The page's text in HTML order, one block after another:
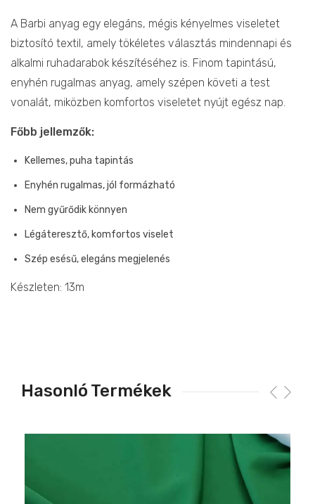
A Barbi anyag egy elegáns, mégis kényelmes viseletet
biztosító textil, amely tökéletes választás mindennapi és
alkalmi ruhadarabok készítéséhez is. Finom tapintású,
enyhén rugalmas anyag, amely szépen követi a test
vonalát, miközben komfortos viseletet nyújt egész nap.
Főbb jellemzők:
Kellemes, puha tapintás
Enyhén rugalmas, jól formázható
Nem gyűrődik könnyen
Légáteresztő, komfortos viselet
Szép esésű, elegáns megjelenés
Készleten: 13m
Hasonló Termékek